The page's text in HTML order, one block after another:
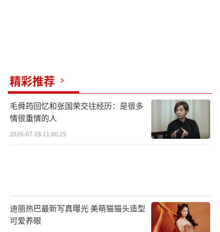
精彩推荐
毛舜筠回忆和张国荣交往经历：是很多
情很重情的人
2026-07-28 11:00:25
迪丽热巴最新写真曝光 美萌猫猫头造型
可爱养眼